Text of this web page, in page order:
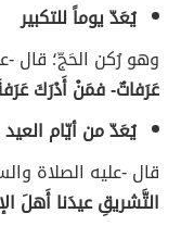
يُعَدّ يوماً للتكبير
وهو رُكن الحَجّ؛ قال -
عَرَفاتٌ- فمَنْ أَدْرَكَ
يُعَدّ من أيّام
قال -عليه الصلاة
التَّشريقِ عيدَنا أَهلَ